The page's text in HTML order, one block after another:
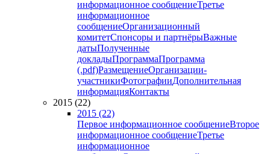
информационное сообщениеТретье
информационное
сообщениеОрганизационный
комитетСпонсоры и партнёрыВажные
датыПолученные
докладыПрограммаПрограмма
(.pdf)РазмещениеОрганизации-
участникиФотографииДополнительная
информацияКонтакты
2015 (22)
2015 (22)
Первое информационное сообщениеВторое
информационное сообщениеТретье
информационное